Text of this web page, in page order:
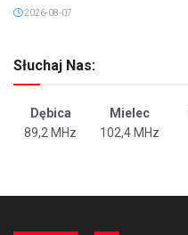
2026-08-07
Słuchaj Nas:
Dębica Mielec
89,2 MHz
102,4 MHz